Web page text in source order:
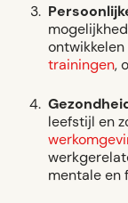
trainingen,
leefstijl en
mentale en